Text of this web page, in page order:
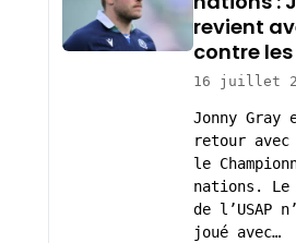
revient
contre les
16 juillet
Jonny Gray
retour avec
le
nations. Le
de l’USAP
joué avec…